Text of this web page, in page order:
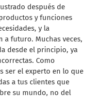
después de
y funciones
y la
futuro. Muchas veces,
desde el principio, ya
Como
ser el experto en lo que
a tus clientes que
su mundo, no del